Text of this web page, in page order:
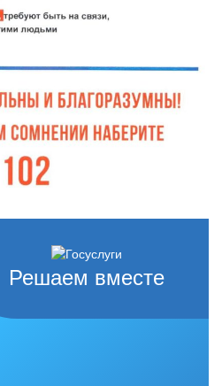
Решаем вместе